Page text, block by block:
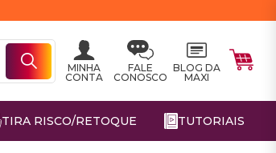
MINHA
CONTA
FALE
CONOSCO
BLOG DA
MAXI
TIRA RISCO/RETOQUE TUTORIAIS